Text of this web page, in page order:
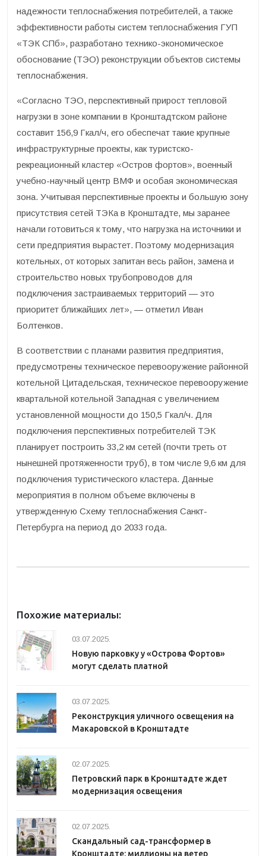
надежности теплоснабжения потребителей, а также
эффективности работы систем теплоснабжения ГУП
«ТЭК СПб», разработано технико-экономическое
обоснование (ТЭО) реконструкции объектов системы
теплоснабжения.
«Согласно ТЭО, перспективный прирост тепловой
нагрузки в зоне компании в Кронштадтском районе
составит 156,9 Гкал/ч, его обеспечат такие крупные
инфраструктурные проекты, как туристско-
рекреационный кластер «Остров фортов», военный
учебно-научный центр ВМФ и особая экономическая
зона. Учитывая перспективные проекты и большую зону
присутствия сетей ТЭКа в Кронштадте, мы заранее
начали готовиться к тому, что нагрузка на источники и
сети предприятия вырастет. Поэтому модернизация
котельных, от которых запитан весь район, замена и
строительство новых трубопроводов для
подключения застраиваемых территорий — это
приоритет ближайших лет», — отметил Иван
Болтенков.
В соответствии с планами развития предприятия,
предусмотрены техническое перевооружение районной
котельной Цитадельская, техническое перевооружение
квартальной котельной Западная с увеличением
установленной мощности до 150,5 Гкал/ч. Для
подключения перспективных потребителей ТЭК
планирует построить 33,2 км сетей (почти треть от
нынешней протяженности труб), в том числе 9,6 км для
подключения туристического кластера. Данные
мероприятия в полном объеме включены в
утвержденную Схему теплоснабжения Санкт-
Петербурга на период до 2033 года.
Похожие материалы:
03.07.2025.
Новую парковку у «Острова Фортов»
могут сделать платной
03.07.2025.
Реконструкция уличного освещения на
Макаровской в Кронштадте
02.07.2025.
Петровский парк в Кронштадте ждет
модернизация освещения
02.07.2025.
Скандальный сад-трансформер в
Кронштадте: миллионы на ветер